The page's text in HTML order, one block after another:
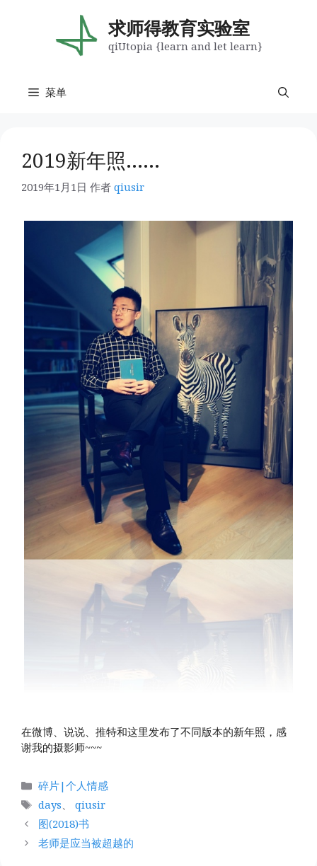
求师得教育实验室
qiUtopia {learn and let learn}
菜单
2019新年照……
2019年1月1日 作者 qiusir
在微博、说说、推特和这里发布了不同版本的新年照，感
谢我的摄影师~~~
分
类
碎片|个人情感
标
签
days、 qiusir
图(2018)书
老师是应当被超越的